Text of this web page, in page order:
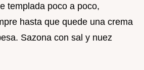
templada poco a poco,
hasta que quede una crema
Sazona con sal y nuez